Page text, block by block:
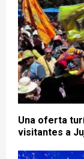
Una oferta
visitantes a